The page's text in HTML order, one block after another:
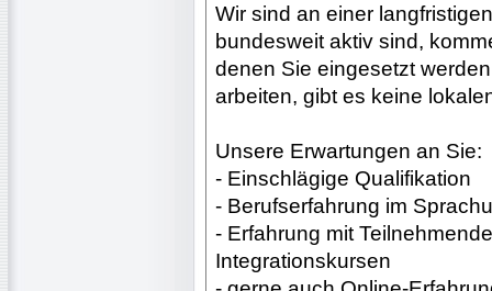
Wir sind an einer
bundesweit aktiv sind,
denen Sie eingesetzt
arbeiten, gibt es keine
Unsere Erwartungen an Sie:
- Einschlägige Qualifikation
- Berufserfahrung im
- Erfahrung mit
Integrationskursen